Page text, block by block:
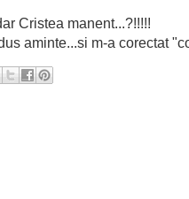
Cristea manent...?!!!!!
aminte...si m-a corectat